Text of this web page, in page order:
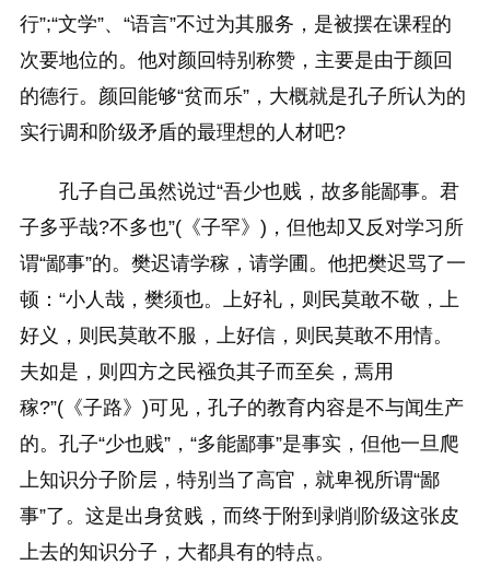
行”;“文学”、“语言”不过为其服务，是被摆在课程的
次要地位的。他对颜回特别称赞，主要是由于颜回
的德行。颜回能够“贫而乐”，大概就是孔子所认为的
实行调和阶级矛盾的最理想的人材吧?
孔子自己虽然说过“吾少也贱，故多能鄙事。君
子多乎哉?不多也”(《子罕》)，但他却又反对学习所
谓“鄙事”的。樊迟请学稼，请学圃。他把樊迟骂了一
顿：“小人哉，樊须也。上好礼，则民莫敢不敬，上
好义，则民莫敢不服，上好信，则民莫敢不用情。
夫如是，则四方之民襁负其子而至矣，焉用
稼?”(《子路》)可见，孔子的教育内容是不与闻生产
的。孔子“少也贱”，“多能鄙事”是事实，但他一旦爬
上知识分子阶层，特别当了高官，就卑视所谓“鄙
事”了。这是出身贫贱，而终于附到剥削阶级这张皮
上去的知识分子，大都具有的特点。